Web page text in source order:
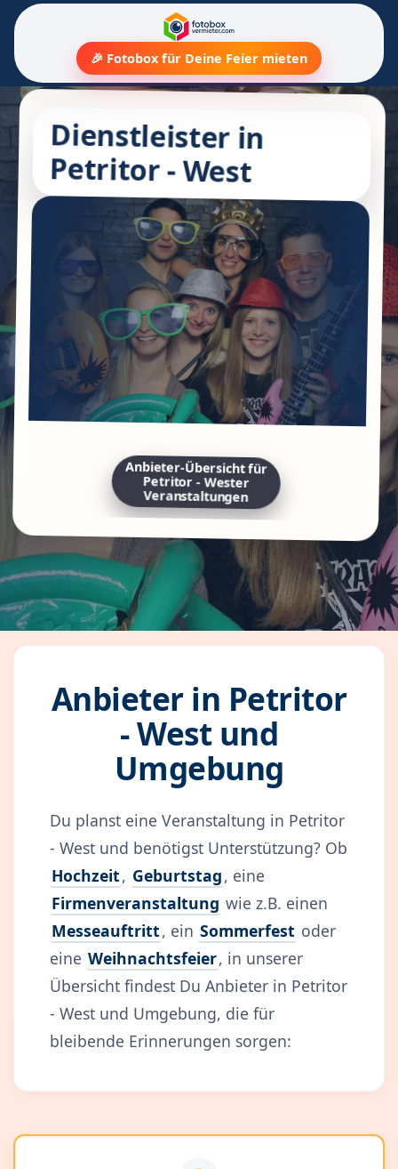
🎉 Fotobox für Deine Feier mieten
Dienstleister in
Petritor - West
Anbieter-Übersicht für
Petritor - Wester
Veranstaltungen
Anbieter in Petritor
- West und
Umgebung
Du planst eine Veranstaltung in Petritor
- West und benötigst Unterstützung? Ob
Hochzeit, Geburtstag, eine
Firmenveranstaltung wie z.B. einen
Messeauftritt, ein Sommerfest oder
eine Weihnachtsfeier, in unserer
Übersicht findest Du Anbieter in Petritor
- West und Umgebung, die für
bleibende Erinnerungen sorgen: